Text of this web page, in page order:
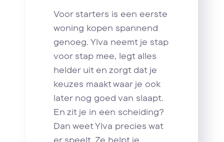
Voor starters is een eerste
woning kopen spannend
genoeg. Ylva neemt je stap
voor stap mee, legt alles
helder uit en zorgt dat je
keuzes maakt waar je ook
later nog goed van slaapt.
En zit je in een scheiding?
Dan weet Ylva precies wat